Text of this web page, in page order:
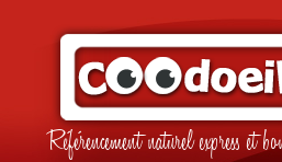
Référencement naturel express et